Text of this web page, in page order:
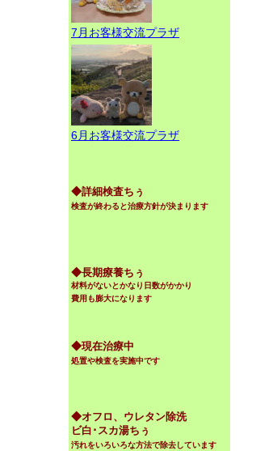
7月お客様交流プラザ
6月お客様交流プラザ
◆詳細検査ちぅ
検査が終わると治療方針が決まります
◆長期療養ちぅ
材料がないとかなり日数がかかり
費用も膨大になります
◆現在治療中
処置や検査を実施中です
◆オフロ、ウレタン除洗
ビ白･スカ湯ちぅ
汚れをいろいろな方法で除去しています